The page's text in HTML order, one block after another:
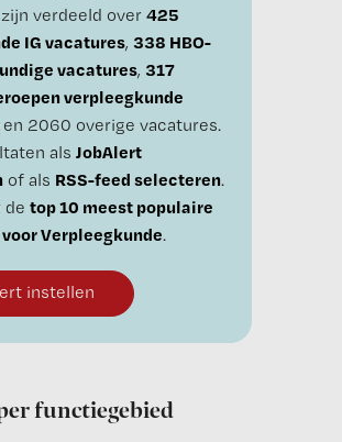
zijn verdeeld over 425
IG vacatures, 338 HBO-
vacatures, 317
verpleegkunde
2060 overige vacatures.
als JobAlert
of als RSS-feed selecteren.
de top 10 meest populaire
Verpleegkunde.
instellen
functiegebied